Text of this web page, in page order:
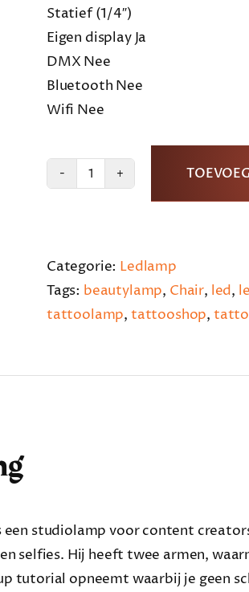
Statief (1/4″)
Eigen display Ja
DMX Nee
Bluetooth Nee
Wifi Nee
Blckwork
Categorie: Ledlamp
Tags: beautylamp, Chair, led,
tattoolamp, tattooshop,
studiolamp voor content
selfies. Hij heeft twee armen,
tutorial opneemt waarbij je geen